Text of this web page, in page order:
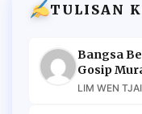
TULISAN
Bangsa
Gosip
LIM WEN TJAI